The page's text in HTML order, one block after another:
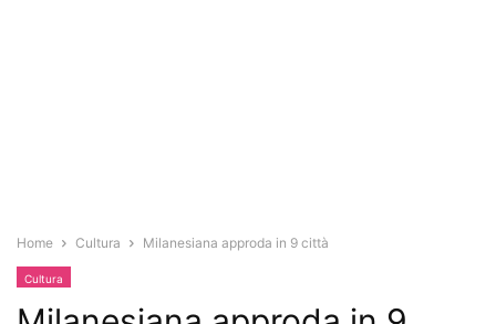
Home Cultura Milanesiana approda in 9 città
Cultura